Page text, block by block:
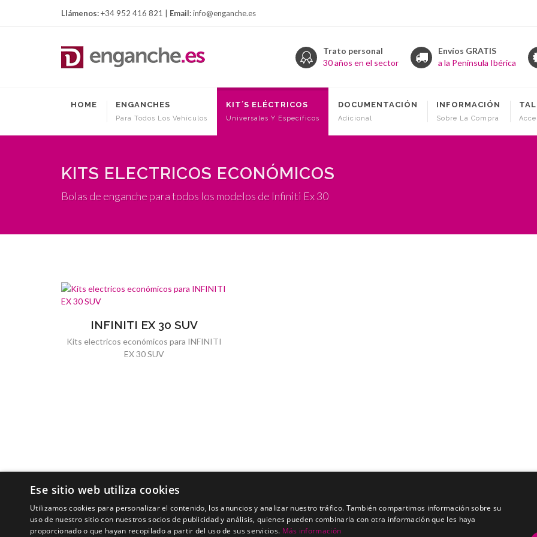
Llámenos:+34 952 416 821 | Email:info@enganche.es
Trato personal
30 años en el sector
Envíos GRATIS
a la Península Ibérica
HOME ENGANCHES
Para Todos Los Vehículos
KIT´S ELÉCTRICOS
Universales Y Específicos
DOCUMENTACIÓN
Adicional
INFORMACIÓN
Sobre La Compra
KITS ELECTRICOS ECONÓMICOS
Bolas de enganche para todos los modelos de Infiniti Ex 30
INFINITI EX 30 SUV
Kits electricos económicos para INFINITI
EX 30 SUV
Ese sitio web utiliza cookies
Utilizamos cookies para personalizar el contenido, los anuncios y analizar nuestro tráfico. También compartimos información sobre su
uso de nuestro sitio con nuestros socios de publicidad y análisis, quienes pueden combinarla con otra información que les haya
proporcionado o que hayan recopilado a partir del uso de sus servicios. Más información